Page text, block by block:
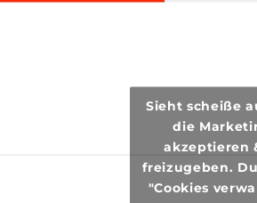
Sieht scheiße
die
akzeptieren
freizugeben.
"Cookies